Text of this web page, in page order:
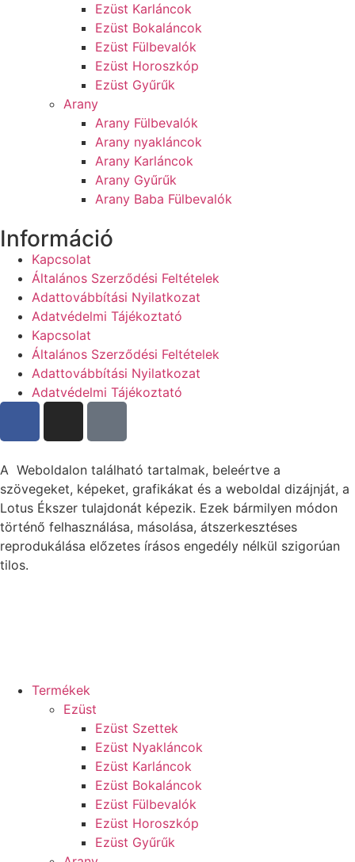
Ezüst Karláncok
Ezüst Bokaláncok
Ezüst Fülbevalók
Ezüst Horoszkóp
Ezüst Gyűrűk
Arany
Arany Fülbevalók
Arany nyakláncok
Arany Karláncok
Arany Gyűrűk
Arany Baba Fülbevalók
Információ
Kapcsolat
Általános Szerződési Feltételek
Adattovábbítási Nyilatkozat
Adatvédelmi Tájékoztató
Kapcsolat
Általános Szerződési Feltételek
Adattovábbítási Nyilatkozat
Adatvédelmi Tájékoztató
A Weboldalon található tartalmak, beleértve a
szövegeket, képeket, grafikákat és a weboldal dizájnját, a
Lotus Ékszer tulajdonát képezik. Ezek bármilyen módon
történő felhasználása, másolása, átszerkesztéses
reprodukálása előzetes írásos engedély nélkül szigorúan
tilos.
Termékek
Ezüst
Ezüst Szettek
Ezüst Nyakláncok
Ezüst Karláncok
Ezüst Bokaláncok
Ezüst Fülbevalók
Ezüst Horoszkóp
Ezüst Gyűrűk